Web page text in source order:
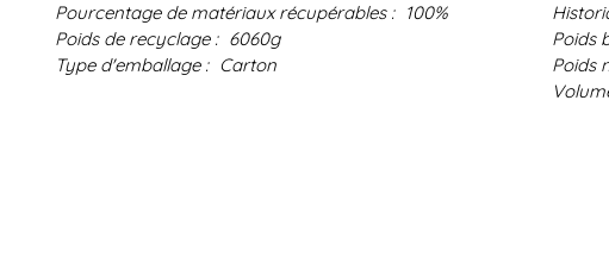
Pourcentage de matériaux récupérables : 100%
Poids de recyclage : 6060g
Type d'emballage : Carton
Poids
Poids